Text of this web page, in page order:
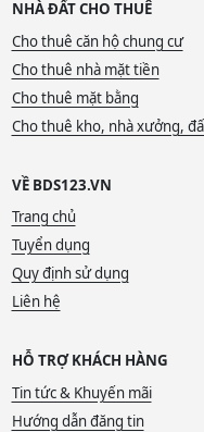
NHÀ ĐẤT CHO THUÊ
Cho thuê căn hộ chung cư
Cho thuê nhà mặt tiền
Cho thuê mặt bằng
Cho thuê kho, nhà xưởng,
VỀ BDS123.VN
Trang chủ
Tuyển dụng
Quy định sử dụng
Liên hệ
HỖ TRỢ KHÁCH HÀNG
Tin tức & Khuyến mãi
Hướng dẫn đăng tin